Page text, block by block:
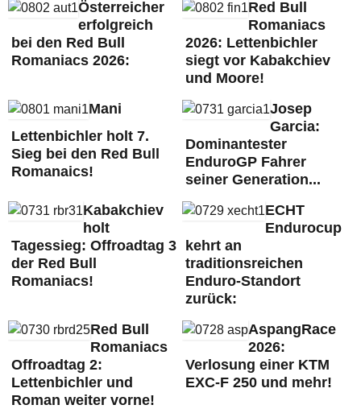
Österreicher
erfolgreich
bei den Red Bull
Romaniacs 2026:
Red Bull
Romaniacs
2026: Lettenbichler
siegt vor Kabakchiev
und Moore!
Mani
Lettenbichler holt 7.
Sieg bei den Red Bull
Romanaics!
Josep
Garcia:
Dominantester
EnduroGP Fahrer
seiner Generation...
Kabakchiev
holt
Tagessieg: Offroadtag 3
der Red Bull
Romaniacs!
ECHT
Endurocup
kehrt an
traditionsreichen
Enduro-Standort
zurück:
Red Bull
Romaniacs
Offroadtag 2:
Lettenbichler und
Roman weiter vorne!
AspangRace
2026:
Verlosung einer KTM
EXC-F 250 und mehr!